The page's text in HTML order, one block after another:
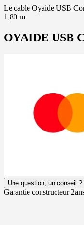
Le cable Oyaide USB
1,80 m.
OYAIDE USB
Une question, un conseil ?
Garantie constructeur